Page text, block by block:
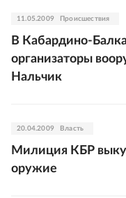
11.05.2009 Происшествия
В Кабардино-
организаторы
Нальчик
20.04.2009 Власть
Милиция КБР
оружие